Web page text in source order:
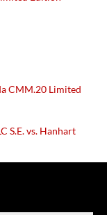
CMM.20 Limited
S.E. vs. Hanhart